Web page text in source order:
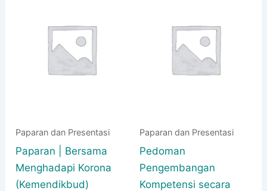
Paparan dan Presentasi
Paparan | Bersama
Menghadapi Korona
(Kemendikbud)
Paparan dan Presentasi
Pedoman
Pengembangan
Kompetensi secara